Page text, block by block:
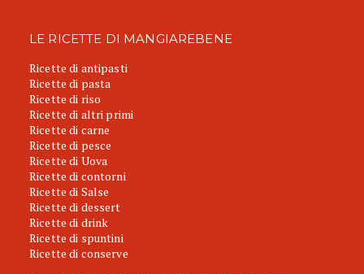
LE RICETTE DI MANGIAREBENE
Ricette di antipasti
Ricette di pasta
Ricette di riso
Ricette di altri primi
Ricette di carne
Ricette di pesce
Ricette di Uova
Ricette di contorni
Ricette di Salse
Ricette di dessert
Ricette di drink
Ricette di spuntini
Ricette di conserve